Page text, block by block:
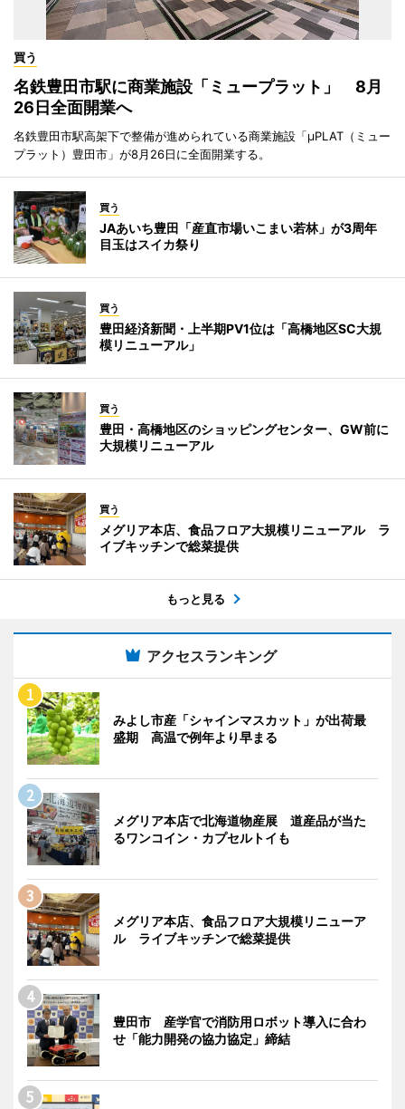
買う
名鉄豊田市駅に商業施設「ミュープラット」 8月
26日全面開業へ
名鉄豊田市駅高架下で整備が進められている商業施設「μPLAT（ミュー
プラット）豊田市」が8月26日に全面開業する。
買う
JAあいち豊田「産直市場いこまい若林」が3周年
目玉はスイカ祭り
買う
豊田経済新聞・上半期PV1位は「高橋地区SC大規
模リニューアル」
買う
豊田・高橋地区のショッピングセンター、GW前に
大規模リニューアル
買う
メグリア本店、食品フロア大規模リニューアル ラ
イブキッチンで総菜提供
もっと見る
アクセスランキング
みよし市産「シャインマスカット」が出荷最
盛期 高温で例年より早まる
メグリア本店で北海道物産展 道産品が当た
るワンコイン・カプセルトイも
メグリア本店、食品フロア大規模リニューア
ル ライブキッチンで総菜提供
豊田市 産学官で消防用ロボット導入に合わ
せ「能力開発の協力協定」締結